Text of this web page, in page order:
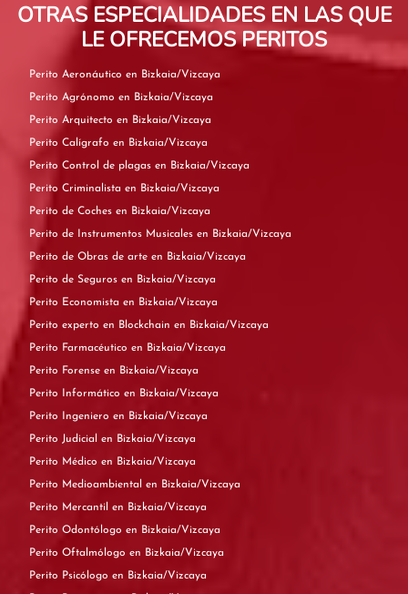
OTRAS ESPECIALIDADES EN LAS QUE
LE OFRECEMOS PERITOS
Perito Aeronáutico en Bizkaia/Vizcaya
Perito Agrónomo en Bizkaia/Vizcaya
Perito Arquitecto en Bizkaia/Vizcaya
Perito Calígrafo en Bizkaia/Vizcaya
Perito Control de plagas en Bizkaia/Vizcaya
Perito Criminalista en Bizkaia/Vizcaya
Perito de Coches en Bizkaia/Vizcaya
Perito de Instrumentos Musicales en Bizkaia/Vizcaya
Perito de Obras de arte en Bizkaia/Vizcaya
Perito de Seguros en Bizkaia/Vizcaya
Perito Economista en Bizkaia/Vizcaya
Perito experto en Blockchain en Bizkaia/Vizcaya
Perito Farmacéutico en Bizkaia/Vizcaya
Perito Forense en Bizkaia/Vizcaya
Perito Informático en Bizkaia/Vizcaya
Perito Ingeniero en Bizkaia/Vizcaya
Perito Judicial en Bizkaia/Vizcaya
Perito Médico en Bizkaia/Vizcaya
Perito Medioambiental en Bizkaia/Vizcaya
Perito Mercantil en Bizkaia/Vizcaya
Perito Odontólogo en Bizkaia/Vizcaya
Perito Oftalmólogo en Bizkaia/Vizcaya
Perito Psicólogo en Bizkaia/Vizcaya